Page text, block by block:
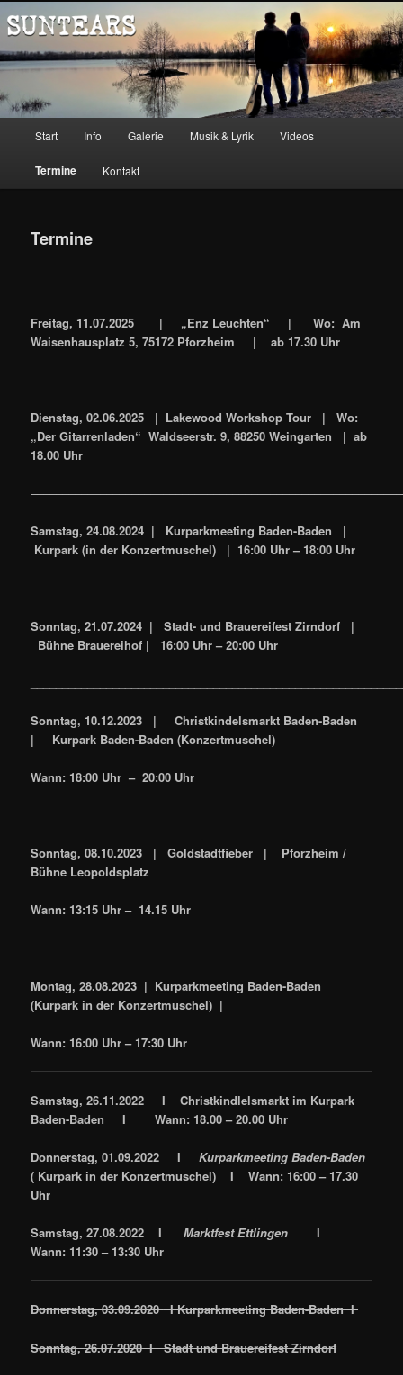
Inhalt
wechseln
Suntears
Start Info Galerie Musik & Lyrik Videos
Termine Kontakt
Termine
Freitag, 11.07.2025 | „Enz Leuchten“ | Wo: Am
Waisenhausplatz 5, 75172 Pforzheim | ab 17.30 Uhr
Dienstag, 02.06.2025 | Lakewood Workshop Tour | Wo:
„Der Gitarrenladen“ Waldseerstr. 9, 88250 Weingarten | ab
18.00 Uhr
Samstag, 24.08.2024 | Kurparkmeeting Baden-Baden |
Kurpark (in der Konzertmuschel) | 16:00 Uhr – 18:00 Uhr
Sonntag, 21.07.2024 | Stadt- und Brauereifest Zirndorf |
Bühne Brauereihof |
16:00 Uhr – 20:00 Uhr
Sonntag, 10.12.2023 | Christkindelsmarkt Baden-Baden
| Kurpark Baden-Baden (Konzertmuschel)
Wann: 18:00 Uhr – 20:00 Uhr
Sonntag, 08.10.2023 | Goldstadtfieber | Pforzheim /
Bühne Leopoldsplatz
Wann: 13:15 Uhr – 14.15 Uhr
Montag, 28.08.2023 | Kurparkmeeting Baden-Baden
(Kurpark in der Konzertmuschel) |
Wann: 16:00 Uhr – 17:30 Uhr
Samstag, 26.11.2022 I Christkindlelsmarkt im Kurpark
Baden-Baden IWann: 18.00 – 20.00 Uhr
Donnerstag, 01.09.2022 IKurparkmeeting Baden-Baden
( Kurpark in der Konzertmuschel) I Wann: 16:00 – 17.30
Uhr
Samstag, 27.08.2022 I Marktfest Ettlingen
I
Wann: 11:30 – 13:30 Uhr
Donnerstag, 03.09.2020 I Kurparkmeeting Baden-Baden I
Sonntag, 26.07.2020 I Stadt und Brauereifest Zirndorf